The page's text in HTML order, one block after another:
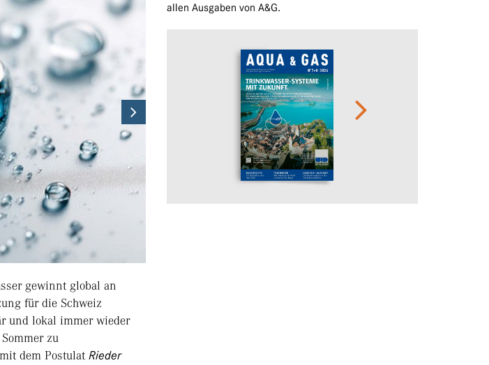
gewinnt global an
für die Schweiz
und lokal immer wieder
zu
dem Postulat Rieder
allen Ausgaben von A&G.